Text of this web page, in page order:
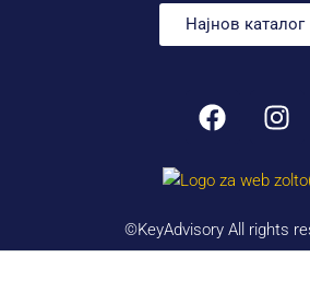
Најнов каталог
©KeyAdvisory All rights